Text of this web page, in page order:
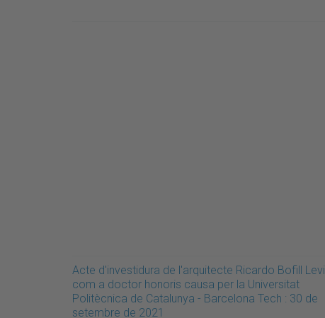
Acte d'investidura de l'arquitecte Ricardo Bofill Levi
com a doctor honoris causa per la Universitat
Politècnica de Catalunya - Barcelona Tech : 30 de
setembre de 2021